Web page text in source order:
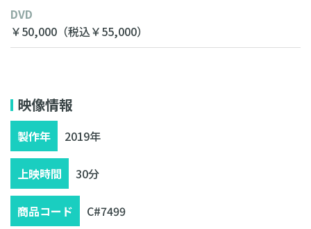
DVD
￥50,000 （税込￥55,000）
映像情報
製作年 2019年
上映時間 30分
商品コード C#7499